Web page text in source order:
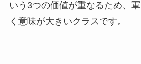
いう3つの価値が重なるため、
く意味が大きいクラスです。